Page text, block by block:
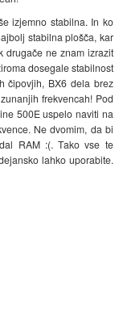
izjemno stabilna. In ko
stabilna plošča, kar
drugače ne znam izrazit
dosegale stabilnost
čipovjih, BX6 dela brez
frekvencah! Pod
500E uspelo naviti na
Ne dvomim, da bi
RAM :(. Tako vse te
lahko uporabite.